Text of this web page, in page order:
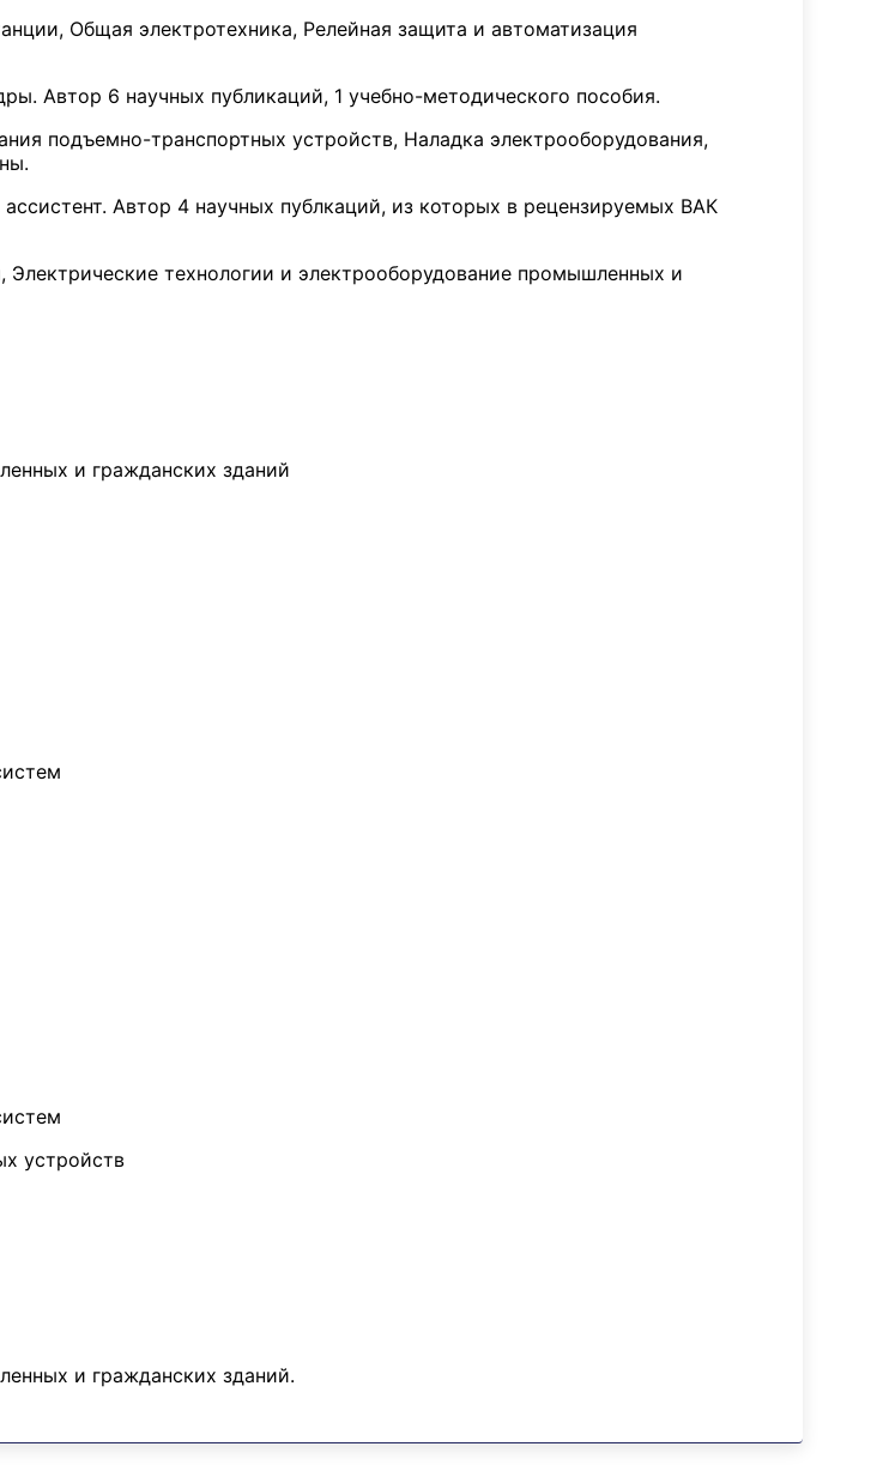
Общая электротехника, Релейная защита и автоматизация
Автор 6 научных публикаций, 1 учебно-методического пособия.
подъемно-транспортных устройств, Наладка электрооборудования,
Автор 4 научных публкаций, из которых в рецензируемых ВАК
технологии и электрооборудование промышленных и
и гражданских зданий
устройств
и гражданских зданий.